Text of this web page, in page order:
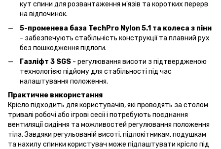
кут спини для розвантаження м'язів та коротких перерв
на відпочинок.
5-променева база TechPro Nylon 5.1 та колеса з піни
- забезпечують стабільність конструкції та плавний рух
без пошкодження підлоги.
Газліфт 3 SGS - регулювання висоти з підтвердженою
технологією підйому для стабільності під час
налаштування положення.
Практичне використання
Крісло підходить для користувачів, які проводять за столом
тривалі робочі або ігрові сесії і потребують поєднання
вентиляції сидіння та можливостей регулювання положення
тіла. Завдяки регульованій висоті, підлокітникам, подушкам
та нахилу спинки користувач може підлаштувати крісло під